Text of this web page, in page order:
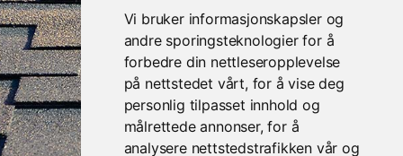
Vi bruker informasjonskapsler og
andre sporingsteknologier for å
forbedre din nettleseropplevelse
på nettstedet vårt, for å vise deg
personlig tilpasset innhold og
målrettede annonser, for å
analysere nettstedstrafikken vår og
Sundlandveien
20, 3160
Stokke. Lager
nr. 7.
(+47) 33 33
20 20
Hjem
Våre
produkter
Om oss
Kontakt